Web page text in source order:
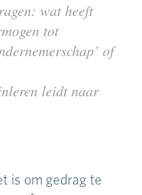
wat heeft
tot
of
leidt naar
is om gedrag te